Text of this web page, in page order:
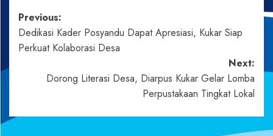
Post
navigation
Previous:
Dedikasi Kader Posyandu Dapat Apresiasi, Kukar Siap
Perkuat Kolaborasi Desa
Next:
Dorong Literasi Desa, Diarpus Kukar Gelar Lomba
Perpustakaan Tingkat Lokal